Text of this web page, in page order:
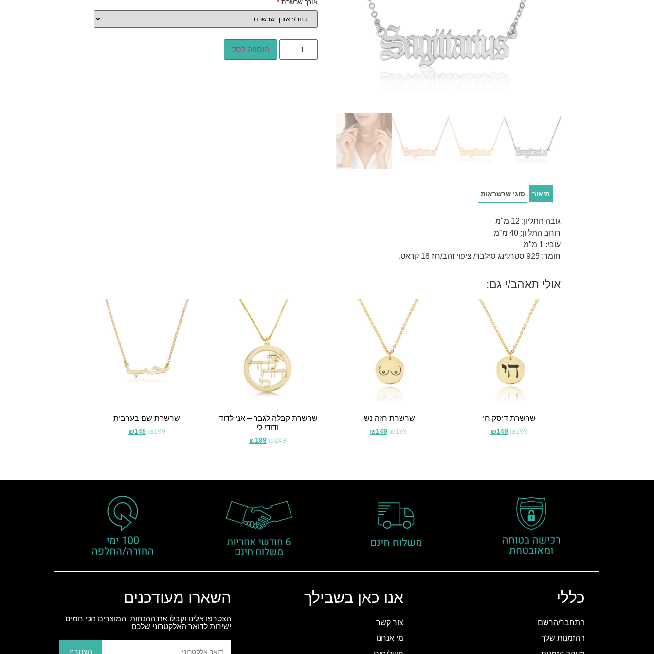
אורך שרשרת*
הוספה לסל
תיאור סוגי שרשראות
גובה התליון: 12 מ"מ
רוחב התליון: 40 מ"מ
עובי: 1 מ"מ
חומר: 925 סטרלינג סילבר/ ציפוי זהב/רוז 18 קראט.
אולי תאהב/י גם:
שרשרת דיסק חי
₪199
₪149
שרשרת חזה נשי
₪199
₪149
שרשרת קבלה לגבר – אני לדודי
ודודי לי
₪249
₪199
שרשרת שם בערבית
₪199
₪149
כללי
התחבר/הרשם
ההזמנות שלך
אנו כאן בשבילך
צור קשר
מי אנחנו
השארו מעודכנים
הצטרפו אלינו וקבלו את ההנחות והמוצרים הכי חמים
ישירות לדואר האלקטרוני שלכם
הצטרף